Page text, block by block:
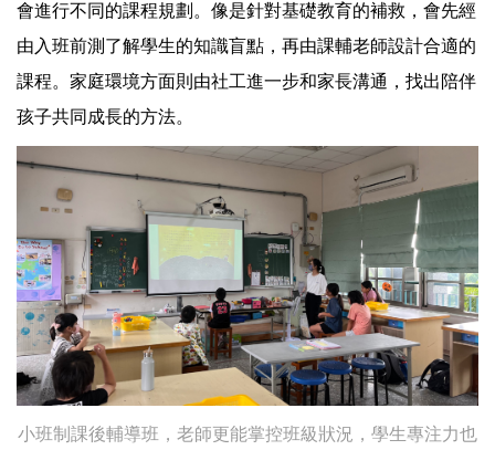
會進行不同的課程規劃。像是針對基礎教育的補救，會先經
由入班前測了解學生的知識盲點，再由課輔老師設計合適的
課程。家庭環境方面則由社工進一步和家長溝通，找出陪伴
孩子共同成長的方法。
小班制課後輔導班，老師更能掌控班級狀況，學生專注力也